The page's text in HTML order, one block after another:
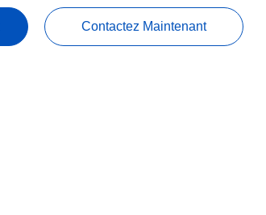
Contactez Maintenant